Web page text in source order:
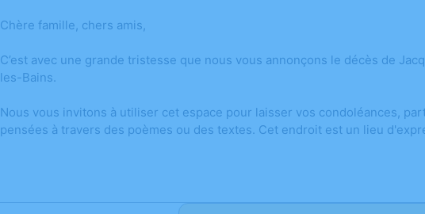
Chère famille, chers amis,
C’est avec une grande tristesse que nous vous annonçons le décès de
les-Bains.
Nous vous invitons à utiliser cet espace pour laisser vos condoléances,
pensées à travers des poèmes ou des textes. Cet endroit est un lieu